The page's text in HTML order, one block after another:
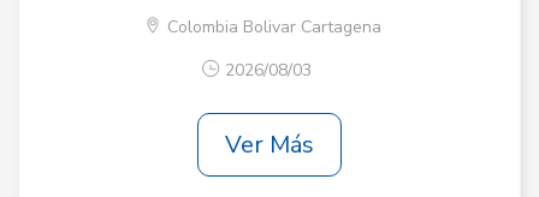
Colombia Bolivar Cartagena
2026/08/03
Ver Más